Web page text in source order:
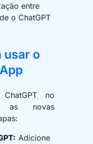
entre
o ChatGPT
usar o
no
as novas
Adicione